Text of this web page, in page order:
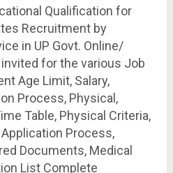
Qualification for
Recruitment by
in UP Govt. Online/
for the various Job
Age Limit, Salary,
Process, Physical,
Table, Physical Criteria,
Process,
Documents, Medical
List Complete